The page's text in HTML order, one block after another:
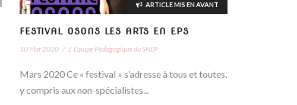
ARTICLE MIS EN AVANT
FESTIVAL OSONS LES ARTS EN EPS
10 Mar 2020 / L' Équipe Pédagogique du SNEP
Mars 2020 Ce « festival » s’adresse à tous et toutes,
y compris aux non-spécialistes...